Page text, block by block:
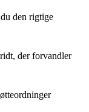
den rigtige
der forvandler